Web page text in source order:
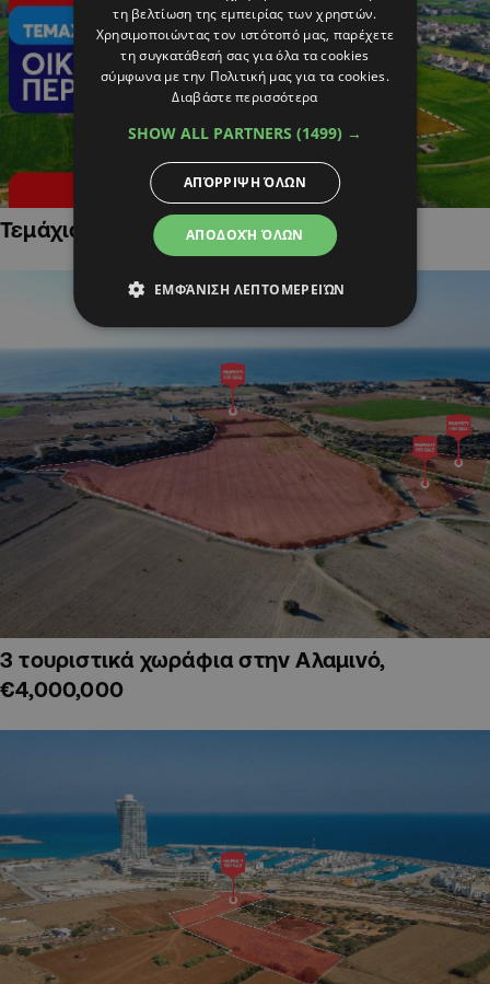
Τεμάχια Γης σε Οικιστικές Περιοχές
3 τουριστικά χωράφια στην Αλαμινό,
€4,000,000
τη βελτίωση της εμπειρίας των χρηστών.
Χρησιμοποιώντας τον ιστότοπό μας, παρέχετε
τη συγκατάθεσή σας για όλα τα cookies
σύμφωνα με την Πολιτική μας για τα cookies.
Διαβάστε περισσότερα
SHOW ALL PARTNERS (1499) →
ΑΠΟΔΟΧΉ ΌΛΩΝ
ΑΠΌΡΡΙΨΗ ΌΛΩΝ
ΕΜΦΆΝΙΣΗ ΛΕΠΤΟΜΕΡΕΙΏΝ